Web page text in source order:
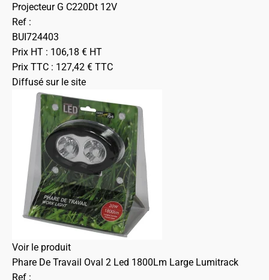
Projecteur G C220Dt 12V
Ref :
BUI724403
Prix HT : 106,18 € HT
Prix TTC : 127,42 € TTC
Diffusé sur le site
Voir le produit
Phare De Travail Oval 2 Led 1800Lm Large Lumitrack
Ref :